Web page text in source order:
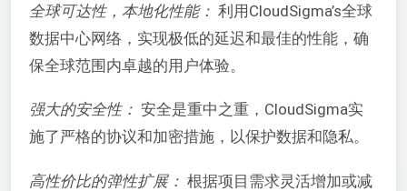
全球可达性，本地化性能： 利用CloudSigma’s全球
数据中心网络，实现极低的延迟和最佳的性能，确
保全球范围内卓越的用户体验。
强大的安全性： 安全是重中之重，CloudSigma实
施了严格的协议和加密措施，以保护数据和隐私。
高性价比的弹性扩展： 根据项目需求灵活增加或减